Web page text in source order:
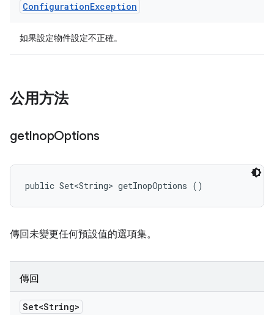
ConfigurationException
如果設定物件設定不正確。
公用方法
getInopOptions
public Set<String> getInopOptions ()
傳回未變更任何預設值的選項集。
傳回
Set<String>